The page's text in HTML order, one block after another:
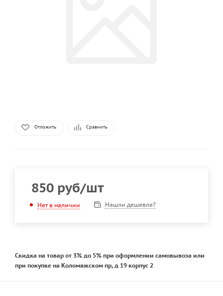
Отложить Сравнить
850 руб/шт
Нет в наличии Нашли дешевле?
Скидка на товар от 3% до 5% при оформлении самовывоза или
при покупке на Коломяжском пр, д 19 корпус 2